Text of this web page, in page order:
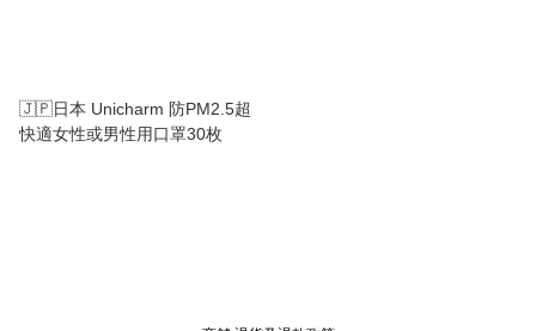
🇯🇵日本 Unicharm 防PM2.5超
快適女性或男性用口罩30枚